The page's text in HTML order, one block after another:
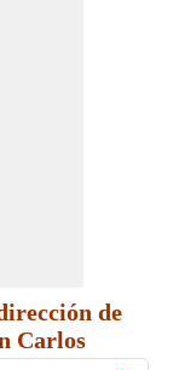
de
Carlos